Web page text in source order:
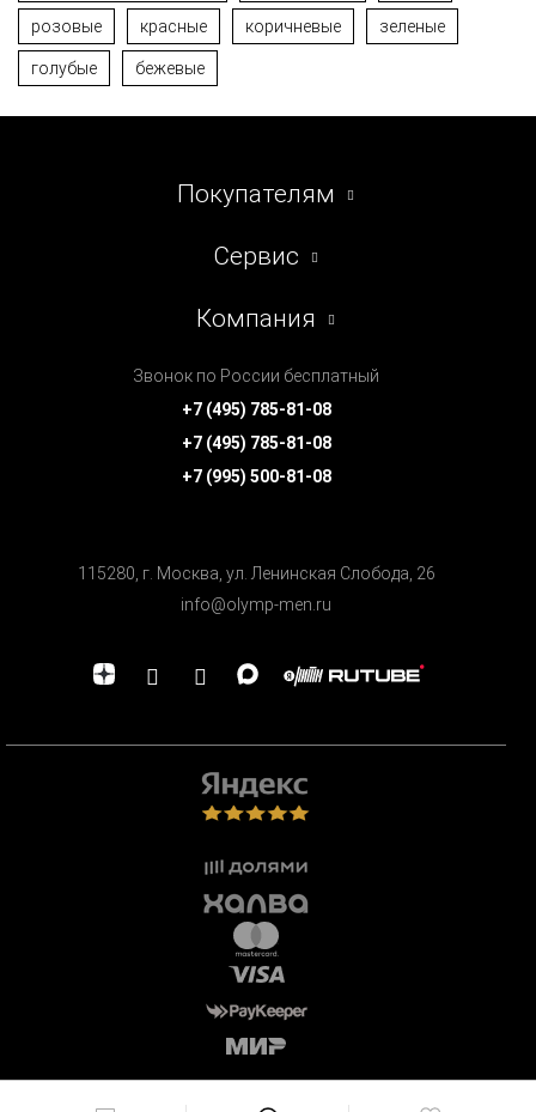
розовые красные коричневые зеленые
голубые бежевые
Покупателям
Сервис
Компания
Звонок по России бесплатный
+7 (495) 785-81-08
+7 (495) 785-81-08
+7 (995) 500-81-08
115280, г. Москва, ул. Ленинская Cлобода, 26
info@olymp-men.ru